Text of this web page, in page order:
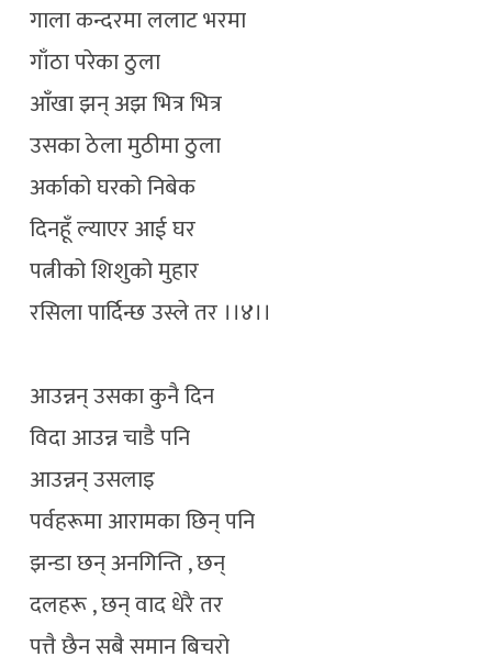
गाला कन्दरमा ललाट भरमा
गाँठा परेका ठुला
आँखा झन् अझ भित्र भित्र
उसका ठेला मुठीमा ठुला
अर्काको घरको निबेक
दिनहूँ ल्याएर आई घर
पत्नीको शिशुको मुहार
रसिला पार्दिन्छ उस्ले तर ।।४।।
आउन्नन् उसका कुनै दिन
विदा आउन्न चाडै पनि
आउन्नन् उसलाइ
पर्वहरूमा आरामका छिन् पनि
झन्डा छन् अनगिन्ति , छन्
दलहरू , छन् वाद धेरै तर
पत्तै छैन सबै समान बिचरो